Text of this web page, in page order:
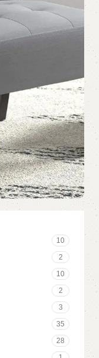
10
2
10
2
3
35
28